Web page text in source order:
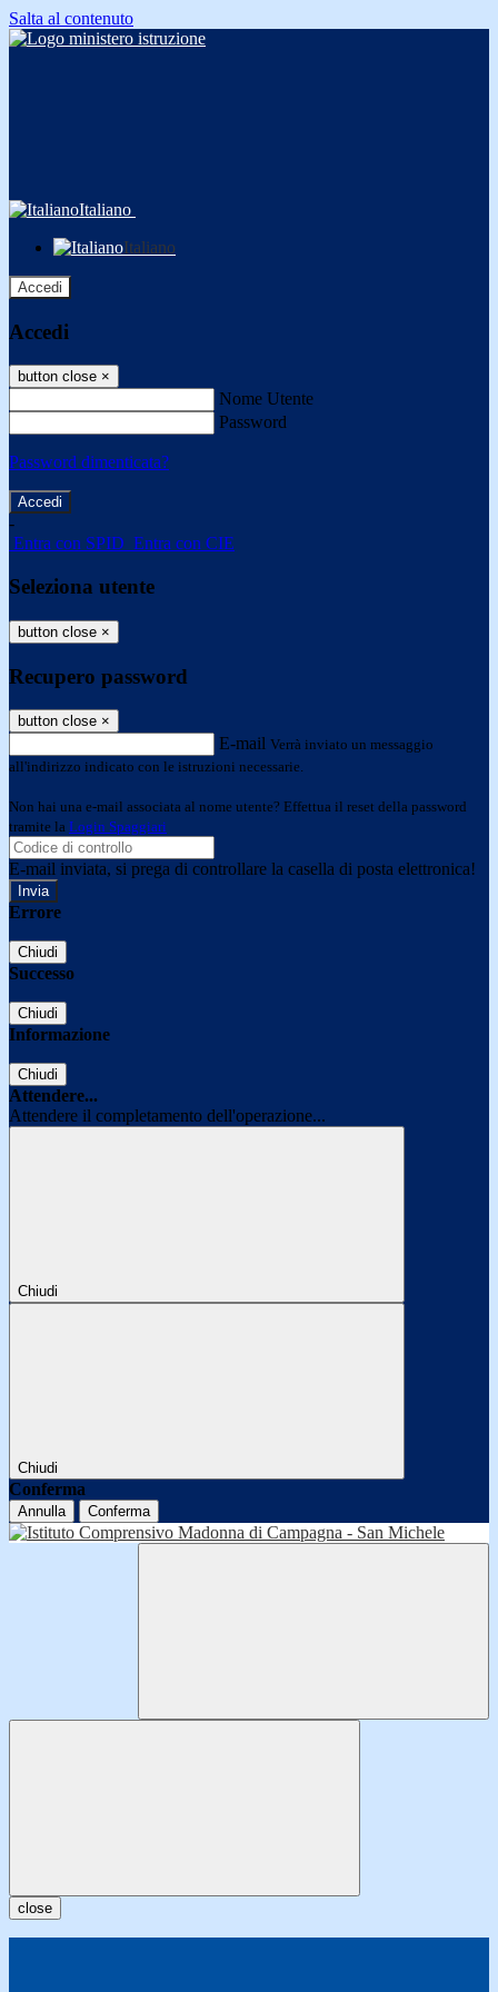
Salta al contenuto
Italiano
Italiano
Accedi
Accedi
button close ×
Nome Utente
Password
Password dimenticata?
-
Entra con SPID Entra con CIE
Seleziona utente
button close ×
Recupero password
button close ×
E-mail Verrà inviato un messaggio
all'indirizzo indicato con le istruzioni necessarie.
Non hai una e-mail associata al nome utente? Effettua il reset della password
tramite la Login Spaggiari
E-mail inviata, si prega di controllare la casella di posta elettronica!
Errore
Chiudi
Successo
Chiudi
Informazione
Chiudi
Attendere...
Attendere il completamento dell'operazione...
Chiudi
Chiudi
Conferma
Annulla Conferma
close